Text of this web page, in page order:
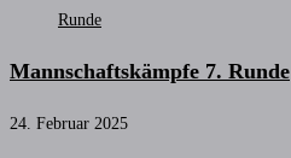
Mannschaftskämpfe 7. Runde
24. Februar 2025